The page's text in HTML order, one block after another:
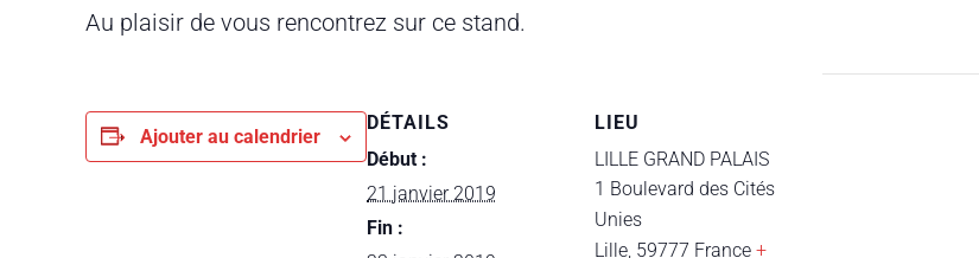
Au plaisir de vous rencontrez sur ce stand.
Ajouter au calendrier
DÉTAILS
Début :
21 janvier 2019
Fin :
LIEU
LILLE GRAND PALAIS
1 Boulevard des Cités
Unies
Lille, 59777 France +